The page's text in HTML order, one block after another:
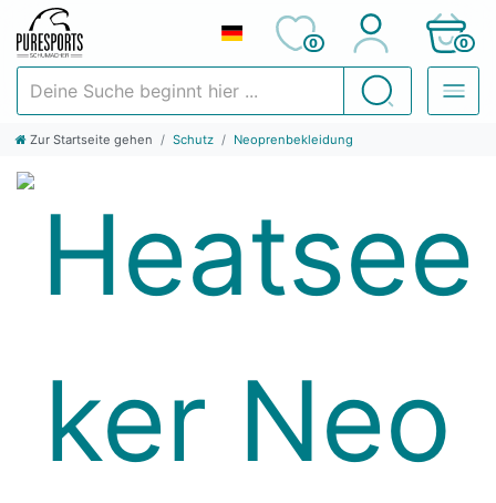
Suchen
0 0
Zur Startseite gehen Schutz Neoprenbekleidung